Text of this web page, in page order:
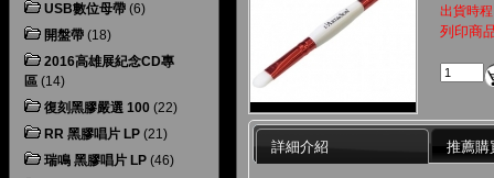
USB數位母帶 (6)
開盤帶 (18)
2016高雄展紀念CD專
區 (14)
復刻黑膠嚴選 100 (22)
RR 黑膠唱片 LP (21)
瑞鳴 黑膠唱片 LP (46)
出貨時
列印商
詳細介紹 推薦購